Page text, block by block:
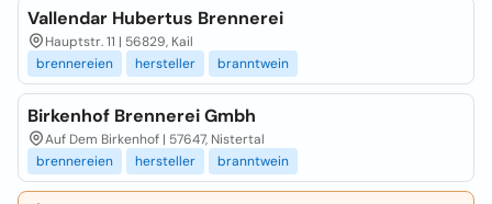
Vallendar Hubertus Brennerei
Hauptstr. 11 | 56829, Kail
brennereien
hersteller branntwein
Birkenhof Brennerei Gmbh
Auf Dem Birkenhof | 57647, Nistertal
brennereien
hersteller branntwein